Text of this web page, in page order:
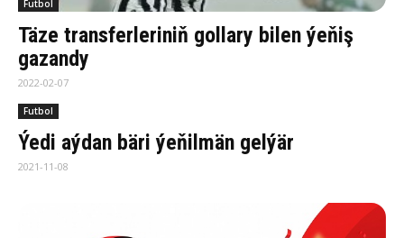
Futbol
Täze transferleriniň gollary bilen ýeňiş
gazandy
2022-02-07
Futbol
Ýedi aýdan bäri ýeňilmän gelýär
2021-11-08